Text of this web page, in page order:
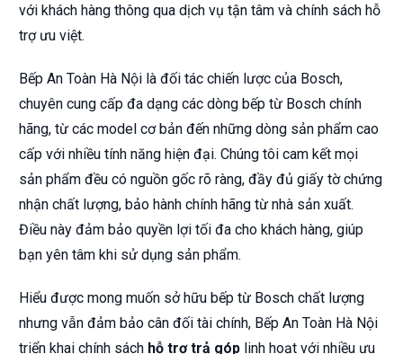
với khách hàng thông qua dịch vụ tận tâm và chính sách hỗ
trợ ưu việt.
Bếp An Toàn Hà Nội là đối tác chiến lược của Bosch,
chuyên cung cấp đa dạng các dòng bếp từ Bosch chính
hãng, từ các model cơ bản đến những dòng sản phẩm cao
cấp với nhiều tính năng hiện đại. Chúng tôi cam kết mọi
sản phẩm đều có nguồn gốc rõ ràng, đầy đủ giấy tờ chứng
nhận chất lượng, bảo hành chính hãng từ nhà sản xuất.
Điều này đảm bảo quyền lợi tối đa cho khách hàng, giúp
bạn yên tâm khi sử dụng sản phẩm.
Hiểu được mong muốn sở hữu bếp từ Bosch chất lượng
nhưng vẫn đảm bảo cân đối tài chính, Bếp An Toàn Hà Nội
triển khai chính sách hỗ trợ trả góp linh hoạt với nhiều ưu